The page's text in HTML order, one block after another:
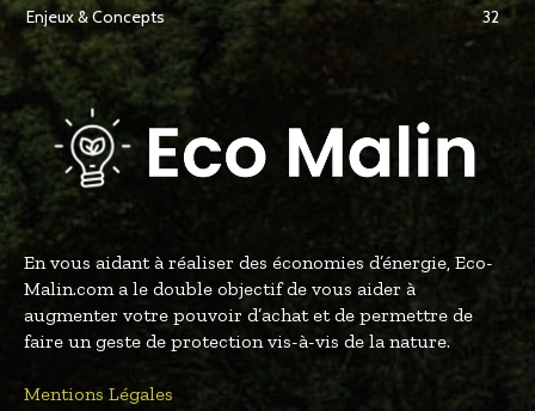
Enjeux & Concepts
32
En vous aidant à réaliser des économies d’énergie, Eco-
Malin.com a le double objectif de vous aider à
augmenter votre pouvoir d’achat et de permettre de
faire un geste de protection vis-à-vis de la nature.
Mentions Légales